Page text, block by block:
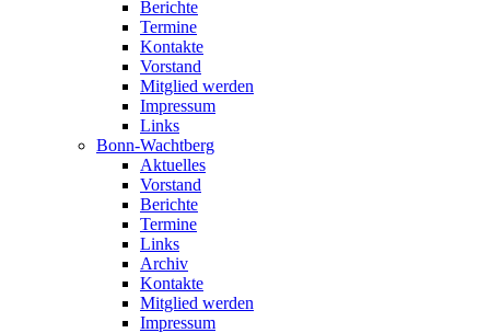
Berichte
Termine
Kontakte
Vorstand
Mitglied werden
Impressum
Links
Bonn-Wachtberg
Aktuelles
Vorstand
Berichte
Termine
Links
Archiv
Kontakte
Mitglied werden
Impressum